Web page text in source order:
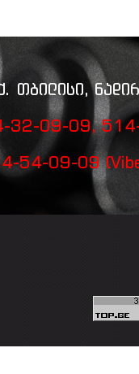
თბილისი,
09-09,
54-09-09